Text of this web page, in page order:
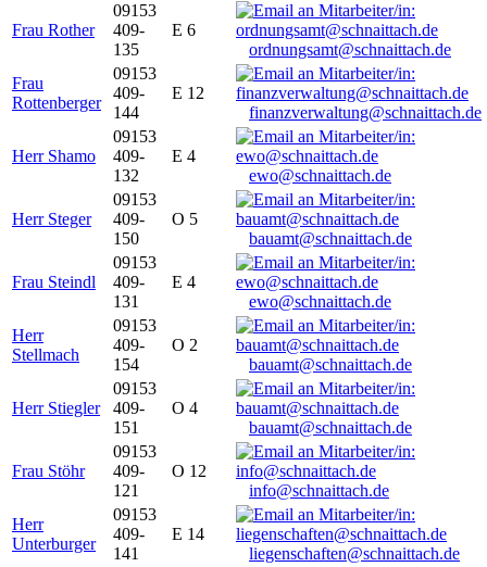
Frau Rother
09153
409-
135
E 6
ordnungsamt@schnaittach.de
Frau
Rottenberger
09153
409-
144
E 12
finanzverwaltung@schnaittach.de
Herr Shamo
09153
409-
132
E 4
ewo@schnaittach.de
Herr Steger
09153
409-
150
O 5
bauamt@schnaittach.de
Frau Steindl
09153
409-
131
E 4
ewo@schnaittach.de
Herr
Stellmach
09153
409-
154
O 2
bauamt@schnaittach.de
Herr Stiegler
09153
409-
151
O 4
bauamt@schnaittach.de
Frau Stöhr
09153
409-
121
O 12
info@schnaittach.de
Herr
Unterburger
09153
409-
141
E 14
liegenschaften@schnaittach.de